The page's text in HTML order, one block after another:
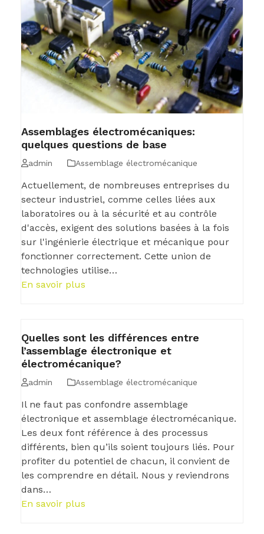
Assemblages électromécaniques:
quelques questions de base
admin Assemblage électromécanique
Actuellement, de nombreuses entreprises du
secteur industriel, comme celles liées aux
laboratoires ou à la sécurité et au contrôle
d'accès, exigent des solutions basées à la fois
sur l'ingénierie électrique et mécanique pour
fonctionner correctement. Cette union de
technologies utilise…
En savoir plus
Quelles sont les différences entre
l’assemblage électronique et
électromécanique?
admin Assemblage électromécanique
Il ne faut pas confondre assemblage
électronique et assemblage électromécanique.
Les deux font référence à des processus
différents, bien qu’ils soient toujours liés. Pour
profiter du potentiel de chacun, il convient de
les comprendre en détail. Nous y reviendrons
dans…
En savoir plus